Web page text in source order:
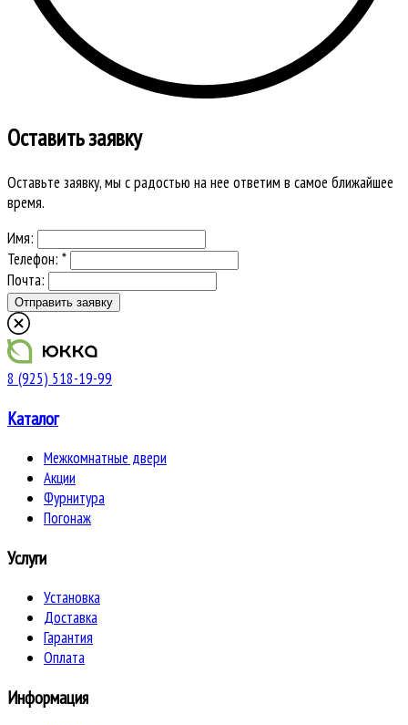
Оставить заявку
Оставьте заявку, мы с радостью на нее ответим в самое ближайшее
время.
Имя:
Телефон: *
Почта:
8 (925) 518-19-99
Каталог
Межкомнатные двери
Акции
Фурнитура
Погонаж
Услуги
Установка
Доставка
Гарантия
Оплата
Информация